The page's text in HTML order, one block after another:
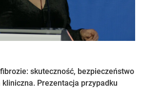
skuteczność, bezpieczeństwo
Prezentacja przypadku